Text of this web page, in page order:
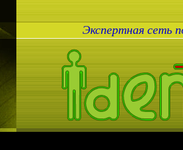
Экспертная сеть